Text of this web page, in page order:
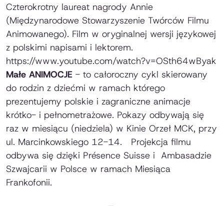
Czterokrotny laureat nagrody Annie
(Międzynarodowe Stowarzyszenie Twórców Filmu
Animowanego). Film w oryginalnej wersji językowej
z polskimi napisami i lektorem.
https://www.youtube.com/watch?v=OSth64wByak
Małe ANIMOCJE - to całoroczny cykl skierowany
do rodzin z dziećmi w ramach którego
prezentujemy polskie i zagraniczne animacje
krótko- i pełnometrażowe. Pokazy odbywają się
raz w miesiącu (niedziela) w Kinie Orzeł MCK, przy
ul. Marcinkowskiego 12-14. Projekcja filmu
odbywa się dzięki Présence Suisse i Ambasadzie
Szwajcarii w Polsce w ramach Miesiąca
Frankofonii.